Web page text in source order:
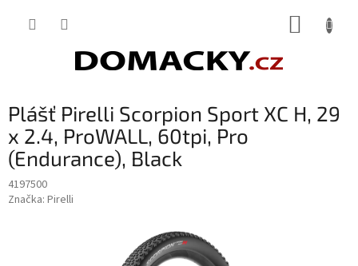
Plášť Pirelli Scorpion Sport XC H, 29
x 2.4, ProWALL, 60tpi, Pro
(Endurance), Black
4197500
Značka: Pirelli